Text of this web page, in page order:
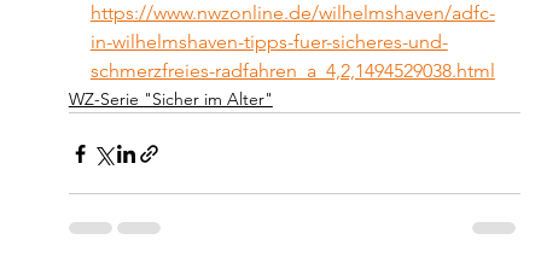
https://www.nwzonline.de/wilhelmshaven/adfc-
in-wilhelmshaven-tipps-fuer-sicheres-und-
schmerzfreies-radfahren_a_4,2,1494529038.html
WZ-Serie "Sicher im Alter"